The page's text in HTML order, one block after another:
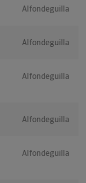
Alfondeguilla
Alfondeguilla
Alfondeguilla
Alfondeguilla
Alfondeguilla